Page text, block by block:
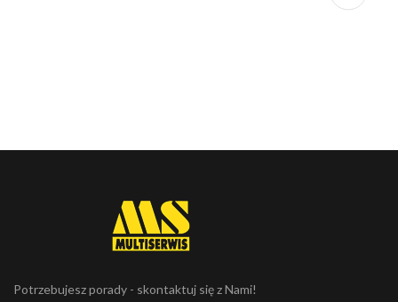
Potrzebujesz porady - skontaktuj się z Nami!